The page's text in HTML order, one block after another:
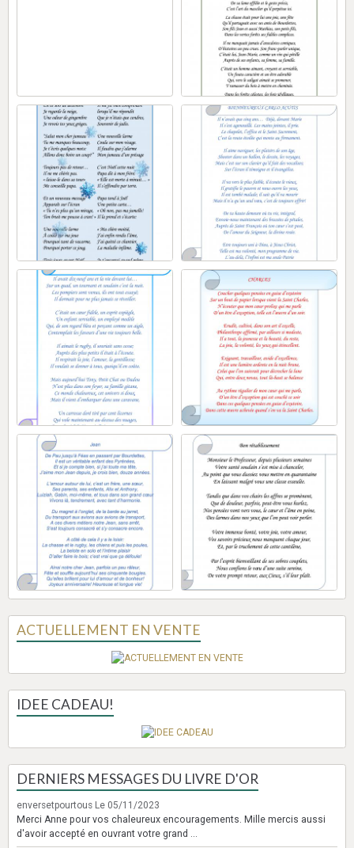
ACTUELLEMENT EN VENTE
IDEE CADEAU!
DERNIERS MESSAGES DU LIVRE D'OR
enversetpourtous Le 05/11/2023
Merci Anne pour vos chaleureux encouragements. Mille mercis aussi
d'avoir accepté en ouvrant votre grand ...